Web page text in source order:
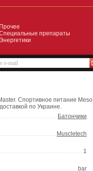
Прочее
препараты
Спортивное питание Meso
по Украине.
Батончики
Muscletech
1
bar